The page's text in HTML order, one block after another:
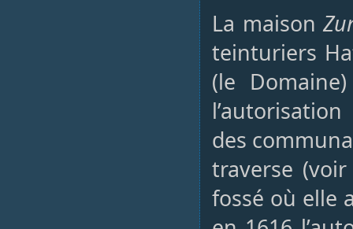
La maison
teinturiers
(le
des
traverse
fossé où elle